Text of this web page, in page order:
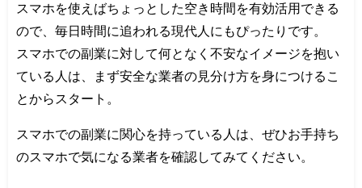
スマホを使えばちょっとした空き時間を有効活用できる
ので、毎日時間に追われる現代人にもぴったりです。
スマホでの副業に対して何となく不安なイメージを抱い
ている人は、まず安全な業者の見分け方を身につけるこ
とからスタート。
スマホでの副業に関心を持っている人は、ぜひお手持ち
のスマホで気になる業者を確認してみてください。